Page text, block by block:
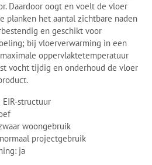
Daardoor oogt en voelt de vloer
planken het aantal zichtbare naden
en geschikt voor
bij vloerverwarming in een
oppervlaktetemperatuur
vocht tijdig en onderhoud de vloer
structuur
woongebruik
projectgebruik
ja